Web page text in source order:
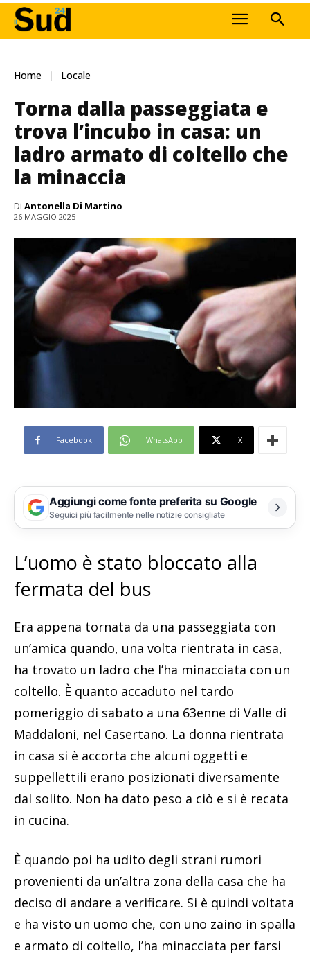
Home Locale
Torna dalla passeggiata e
trova l’incubo in casa: un
ladro armato di coltello che
la minaccia
Di Antonella Di Martino
26 MAGGIO 2025
Facebook WhatsApp X
Aggiungi come fonte preferita su Google
Seguici più facilmente nelle notizie consigliate
L’uomo è stato bloccato alla
fermata del bus
Era appena tornata da una passeggiata con
un’amica quando, una volta rientrata in casa,
ha trovato un ladro che l’ha minacciata con un
coltello. È quanto accaduto nel tardo
pomeriggio di sabato a una 63enne di Valle di
Maddaloni, nel Casertano. La donna rientrata
in casa si è accorta che alcuni oggetti e
suppellettili erano posizionati diversamente
dal solito. Non ha dato peso a ciò e si è recata
in cucina.
È quando poi ha udito degli strani rumori
provenienti da un’altra zona della casa che ha
deciso di andare a verificare. Si è quindi voltata
e ha visto un uomo che, con uno zaino in spalla
e armato di coltello, l’ha minacciata per farsi